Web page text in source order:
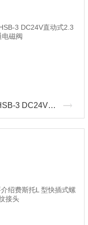
FWB21-6-2-02HSB-3 DC24V直动式2.3通电磁阀